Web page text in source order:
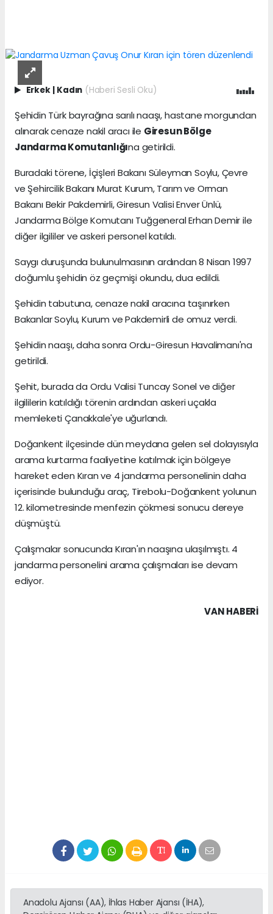
Erkek | Kadın (Haberi Sesli Oku)
Şehidin Türk bayrağına sarılı naaşı, hastane morgundan
alınarak cenaze nakil aracı ile Giresun Bölge
Jandarma Komutanlığına getirildi.
Buradaki törene, İçişleri Bakanı Süleyman Soylu, Çevre
ve Şehircilik Bakanı Murat Kurum, Tarım ve Orman
Bakanı Bekir Pakdemirli, Giresun Valisi Enver Ünlü,
Jandarma Bölge Komutanı Tuğgeneral Erhan Demir ile
diğer ilgililer ve askeri personel katıldı.
Saygı duruşunda bulunulmasının ardından 8 Nisan 1997
doğumlu şehidin öz geçmişi okundu, dua edildi.
Şehidin tabutuna, cenaze nakil aracına taşınırken
Bakanlar Soylu, Kurum ve Pakdemirli de omuz verdi.
Şehidin naaşı, daha sonra Ordu-Giresun Havalimanı'na
getirildi.
Şehit, burada da Ordu Valisi Tuncay Sonel ve diğer
ilgililerin katıldığı törenin ardından askeri uçakla
memleketi Çanakkale'ye uğurlandı.
Doğankent ilçesinde dün meydana gelen sel dolayısıyla
arama kurtarma faaliyetine katılmak için bölgeye
hareket eden Kıran ve 4 jandarma personelinin daha
içerisinde bulunduğu araç, Tirebolu-Doğankent yolunun
12. kilometresinde menfezin çökmesi sonucu dereye
düşmüştü.
Çalışmalar sonucunda Kıran'ın naaşına ulaşılmıştı. 4
jandarma personelini arama çalışmaları ise devam
ediyor.
VAN HABERİ
Anadolu Ajansı (AA), İhlas Haber Ajansı (İHA),